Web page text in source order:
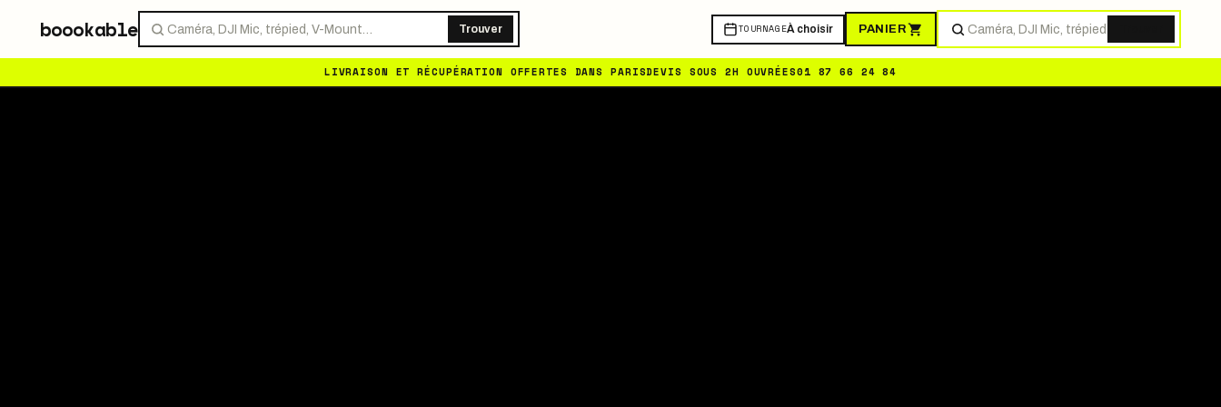
LIVRAISON ET RÉCUPÉRATION OFFERTES DANS PARIS DEVIS SOUS 2H OUVRÉES01 87 66 24 84
boookable Trouver TOURNAGEÀ choisir PANIER Trouver